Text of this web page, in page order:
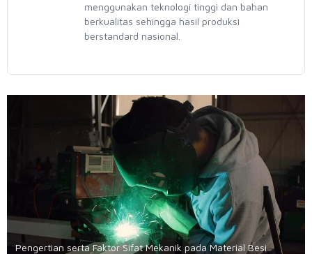
menggunakan teknologi tinggi dan bahan
berkualitas sehingga hasil produksi
berstandard nasional.
Pengertian serta Faktor Sifat Mekanik pada Material Besi